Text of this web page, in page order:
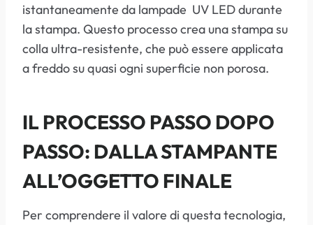
istantaneamente da lampade UV LED durante
la stampa. Questo processo crea una stampa su
colla ultra-resistente, che può essere applicata
a freddo su quasi ogni superficie non porosa.
IL PROCESSO PASSO DOPO
PASSO: DALLA STAMPANTE
ALL’OGGETTO FINALE
Per comprendere il valore di questa tecnologia,